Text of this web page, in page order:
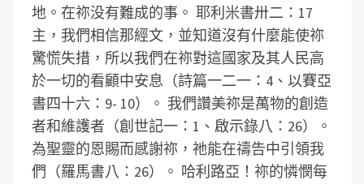
地。在祢没有難成的事。 耶利米書卅二：17
主，我們相信那經文，並知道沒有什麼能使祢
驚慌失措，所以我們在祢對這國家及其人民高
於一切的看顧中安息（詩篇一二一：4、以賽亞
書四十六：9- 10）。 我們讚美祢是萬物的創造
者和維護者（創世記一：1、啟示錄八：26）。
為聖靈的恩賜而感謝祢，祂能在禱告中引領我
們（羅馬書八：26）。 哈利路亞！祢的憐憫每